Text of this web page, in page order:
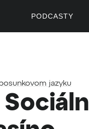
PODCASTY
jazyku